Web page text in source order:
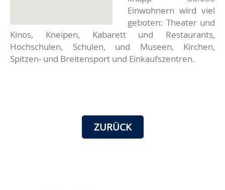
Einwohnern wird viel
geboten: Theater und
Kinos, Kneipen, Kabarett und Restaurants,
Hochschulen, Schulen, und Museen, Kirchen,
Spitzen- und Breitensport und Einkaufszentren.
ZURÜCK